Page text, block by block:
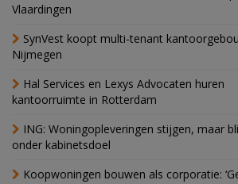
Vlaardingen
SynVest koopt multi-tenant
Nijmegen
Hal Services en Lexys Advocaten huren
kantoorruimte in Rotterdam
ING: Woningopleveringen stijgen, maar
onder kabinetsdoel
Koopwoningen bouwen als corporatie: